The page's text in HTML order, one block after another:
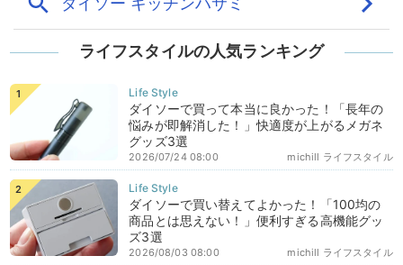
ライフスタイルの人気ランキング
ダイソーで買って本当に良かった！「長年の
悩みが即解消した！」快適度が上がるメガネ
グッズ3選
michill ライフスタイル
2026/07/24 08:00
ダイソーで買い替えてよかった！「100均の
商品とは思えない！」便利すぎる高機能グッ
ズ3選
michill ライフスタイル
2026/08/03 08:00